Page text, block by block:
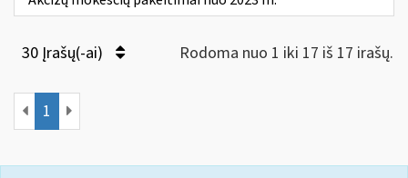
30 Įrašų(-ai) Rodoma nuo 1 iki 17 iš 17 irašų.
1